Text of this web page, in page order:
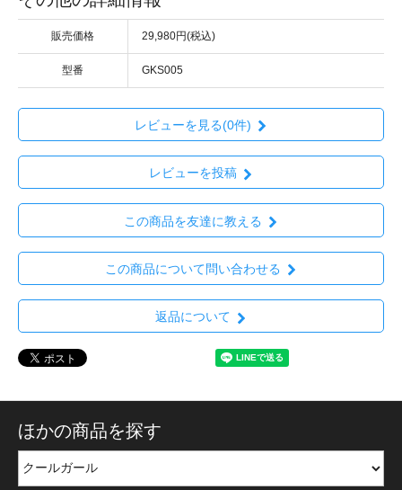
販売価格 29,980円(税込)
型番 GKS005
レビューを見る(0件)
レビューを投稿
この商品を友達に教える
この商品について問い合わせる
返品について
ほかの商品を探す